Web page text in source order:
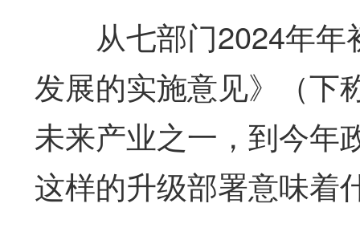
从七部门2024年年
发展的实施意见》（下
未来产业之一，到今年
这样的升级部署意味着